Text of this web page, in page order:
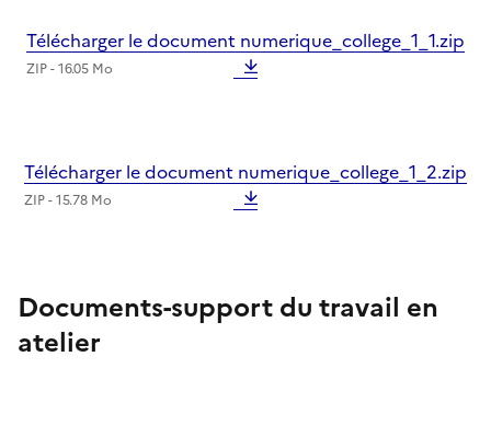
Télécharger le document numerique_college_1_1.zip
ZIP - 16.05 Mo
Télécharger le document numerique_college_1_2.zip
ZIP - 15.78 Mo
Documents-support du travail en
atelier